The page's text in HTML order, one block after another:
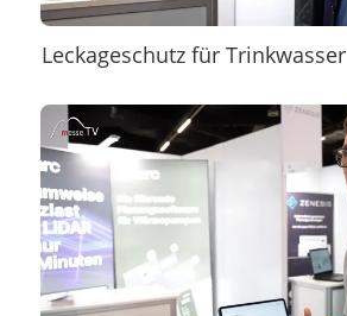
Leckageschutz für Trinkwasser